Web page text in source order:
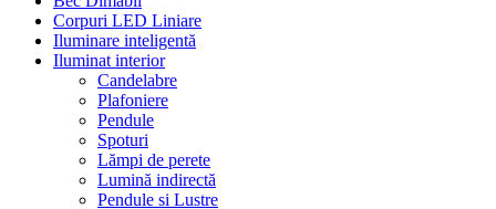
Corpuri LED Liniare
Iluminare inteligentă
Iluminat interior
Candelabre
Plafoniere
Pendule
Spoturi
Lămpi de perete
Lumină indirectă
Pendule si Lustre